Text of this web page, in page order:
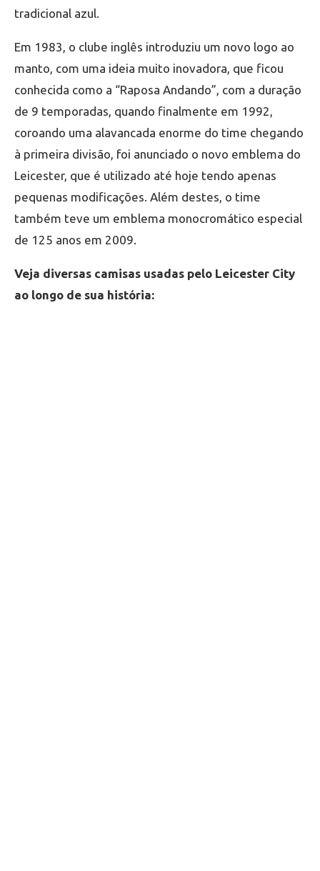
tradicional azul.
Em 1983, o clube inglês introduziu um novo logo ao
manto, com uma ideia muito inovadora, que ficou
conhecida como a “Raposa Andando”, com a duração
de 9 temporadas, quando finalmente em 1992,
coroando uma alavancada enorme do time chegando
à primeira divisão, foi anunciado o novo emblema do
Leicester, que é utilizado até hoje tendo apenas
pequenas modificações. Além destes, o time
também teve um emblema monocromático especial
de 125 anos em 2009.
Veja diversas camisas usadas pelo Leicester City
ao longo de sua história: